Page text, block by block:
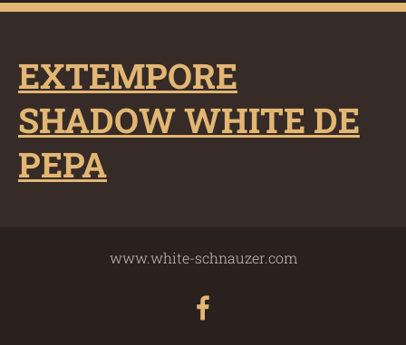
EXTEMPORE
SHADOW WHITE DE
PEPA
www.white-schnauzer.com